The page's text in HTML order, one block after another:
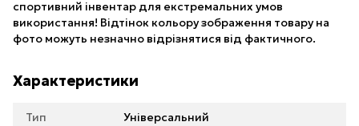
спортивний інвентар для екстремальних умов
використання! Відтінок кольору зображення товару на
фото можуть незначно відрізнятися від фактичного.
Характеристики
Тип Універсальний